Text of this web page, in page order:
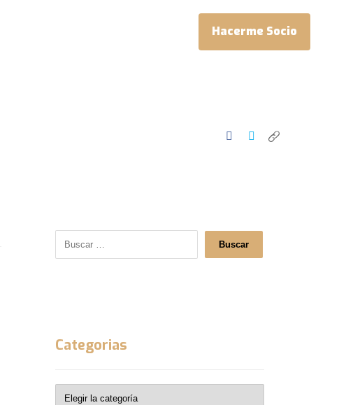
Hacerme Socio
Buscar
Categorias